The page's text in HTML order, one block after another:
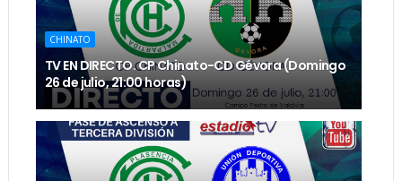
CHINATO
TV EN DIRECTO. CP Chinato-CD Gévora (Domingo
26 de julio, 21:00 horas)